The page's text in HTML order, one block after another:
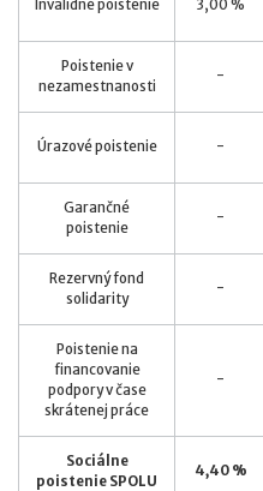
Invalidné poistenie 3,00 %
Poistenie v
nezamestnanosti
-
Úrazové poistenie -
Garančné
poistenie
-
Rezervný fond
solidarity
-
Poistenie na
financovanie
podpory v čase
skrátenej práce
-
Sociálne
poistenie SPOLU
4,40 %